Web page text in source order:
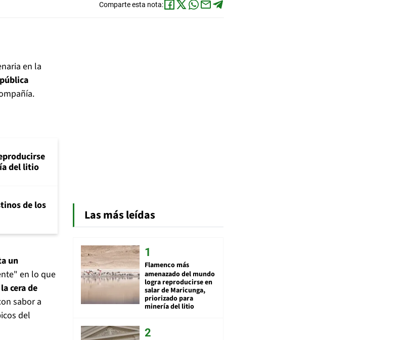
Comparte esta nota:
en la
del litio
de los
un
en lo que
cera de
sabor a
del
Las más leídas
Flamenco más
amenazado del mundo
logra reproducirse en
salar de Maricunga,
priorizado para
minería del litio